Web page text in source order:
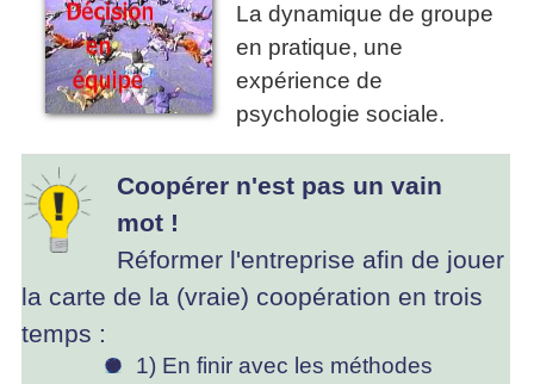
La dynamique de groupe
en pratique, une
expérience de
psychologie sociale.
Coopérer n'est pas un vain
mot !
Réformer l'entreprise afin de jouer
la carte de la (vraie) coopération en trois
temps :
1) En finir avec les méthodes